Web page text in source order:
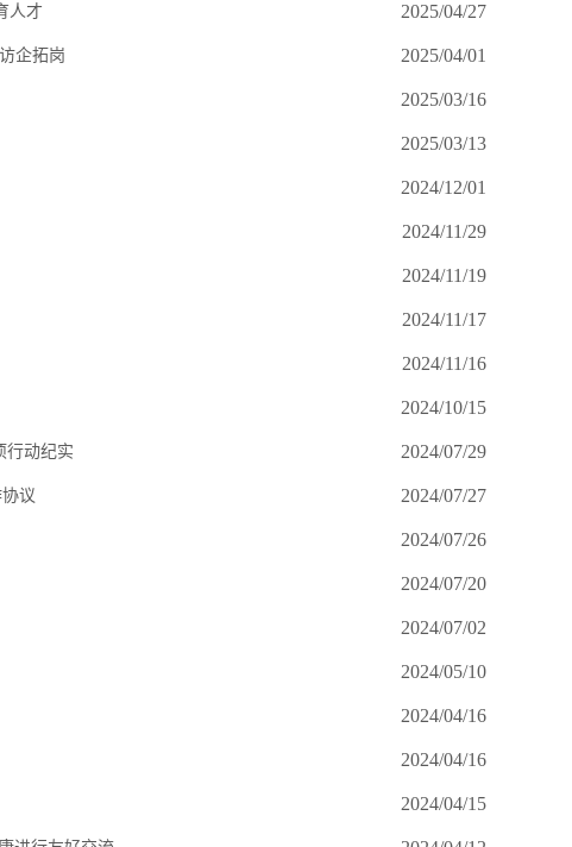
2025/04/27
人才
2025/04/01
企拓岗
2025/03/16
2025/03/13
2024/12/01
2024/11/29
2024/11/19
2024/11/17
2024/11/16
2024/10/15
2024/07/29
行动纪实
2024/07/27
议
2024/07/26
2024/07/20
2024/07/02
2024/05/10
2024/04/16
2024/04/16
2024/04/15